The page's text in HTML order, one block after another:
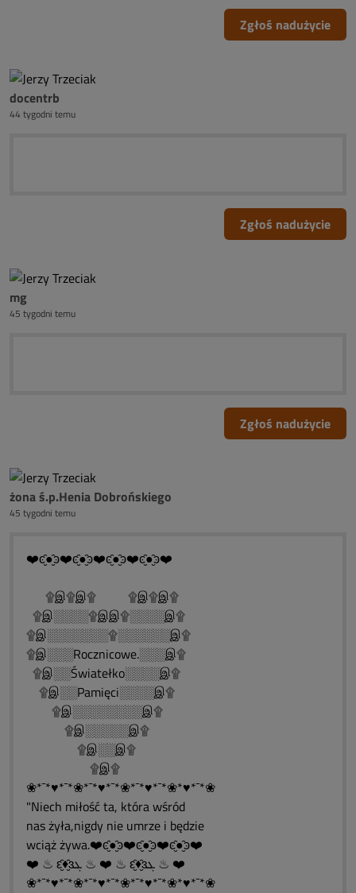
Zgłoś nadużycie
docentrb
44 tygodni temu
Zgłoś nadużycie
mg
45 tygodni temu
Zgłoś nadużycie
żona ś.p.Henia Dobrońskiego
45 tygodni temu
❤️ͼ̮̑●̮̑ͽ❤️ͼ̮̑●̮̑ͽ❤️ͼ̮̑●̮̑ͽ❤️ͼ̮̑●̮̑ͽ❤️
۩இ۩இ۩ ۩இ۩இ۩
۩இ░░░░۩இஇ۩░░░░இ۩
۩இ░░░░░░░۩░░░░░░இ۩
۩இ░░░Rocznicowe.░░░இ۩
۩இ░░Światełko░░░░இ۩
۩இ░░Pamięci░░░░இ۩
۩இ░░░░░░░░இ۩
۩இ░░░░░இ۩
۩இ░░இ۩
۩இ۩
❀*¯*♥*¯*❀*¯*♥*¯*❀*¯*♥*¯*❀*♥*¯*❀
"Niech miłość ta, która wśród
nas żyła,nigdy nie umrze i będzie
wciąż żywa.❤️ͼ̮̑●̮̑ͽ❤️ͼ̮̑●̮̑ͽ❤️ͼ̮̑●̮̑ͽ❤️
❤️ ♨ ԑ̮̑♦̮̑ɜܓ ♨ ❤️ ♨ ԑ̮̑♦̮̑ɜܓ ♨ ❤️
❀*¯*♥*¯*❀*¯*♥*¯*❀*¯*♥*¯*❀*♥*¯*❀